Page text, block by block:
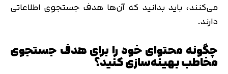
می‌کنند، باید بدانید که آن‌ها هدف جستجوی اطلاعاتی
دارند.
چگونه محتوای خود را برای هدف جستجوی
مخاطب بهینه‌سازی کنید؟
کد ارسال شده را وارد کنید
اصلاح شماره
متوجه شدم